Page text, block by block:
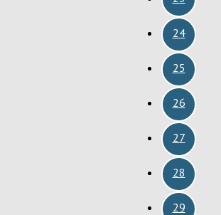
24
25
26
27
28
29